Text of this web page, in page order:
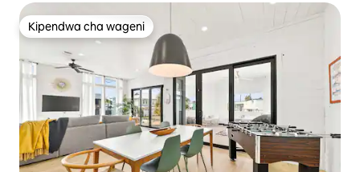
Kipendwa cha wageni
Kipendwa cha wageni